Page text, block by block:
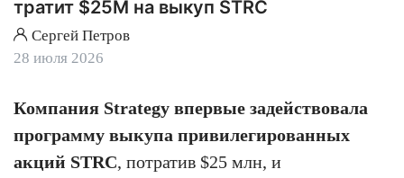
тратит $25M на выкуп STRC
Сергей Петров
28 июля 2026
Компания Strategy впервые задействовала
программу выкупа привилегированных
акций STRC, потратив $25 млн, и